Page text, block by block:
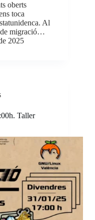
oberts
toca
Al
de migració…
2025
Taller